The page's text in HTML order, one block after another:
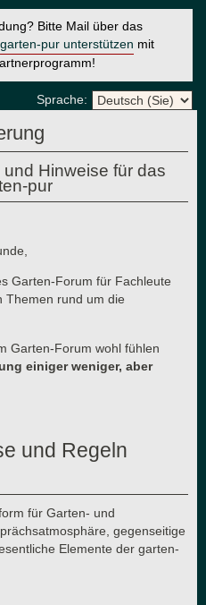
Bitte Mail über das
garten-pur unterstützen mit
Sprache:
Hinweise für das
pur
Garten-Forum für Fachleute
Themen rund um die
Garten-Forum wohl fühlen
einiger weniger, aber
und Regeln
für Garten- und
gegenseitige
Elemente der garten-